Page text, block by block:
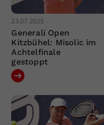
23.07.2025
Generali Open
Kitzbühel: Misolic im
Achtelfinale
gestoppt